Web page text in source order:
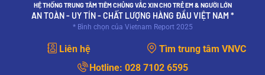
HỆ THỐNG TRUNG TÂM TIÊM CHỦNG VẮC XIN CHO TRẺ EM & NGƯỜI LỚN
AN TOÀN - UY TÍN - CHẤT LƯỢNG HÀNG ĐẦU VIỆT NAM *
* Bình chọn của Vietnam Report 2025
Liên hệ
Tìm trung tâm VNVC
Hotline: 028 7102 6595